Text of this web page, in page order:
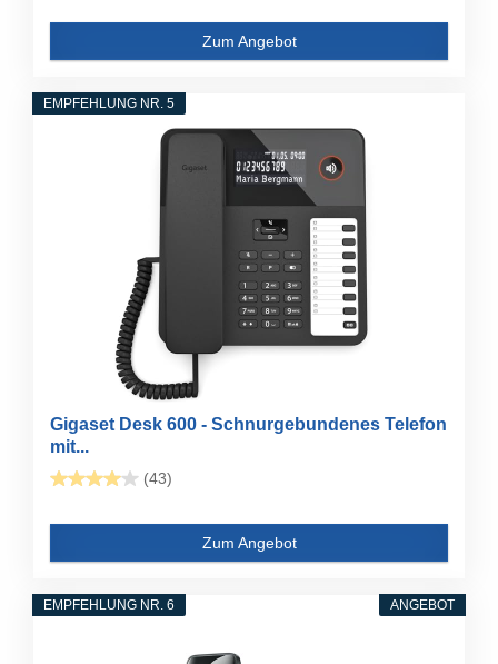
Zum Angebot
EMPFEHLUNG NR. 5
Gigaset Desk 600 - Schnurgebundenes Telefon
mit...
(43)
Zum Angebot
ANGEBOT
EMPFEHLUNG NR. 6